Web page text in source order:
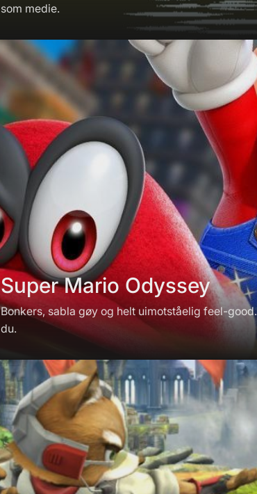
som medie.
Super Mario Odyssey
Bonkers, sabla gøy og helt uimotståelig feel-
du.